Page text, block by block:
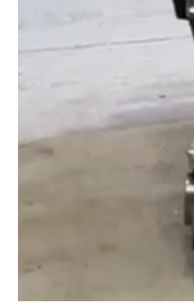
RUTUBE-КАНАЛ
Там мы регулярно